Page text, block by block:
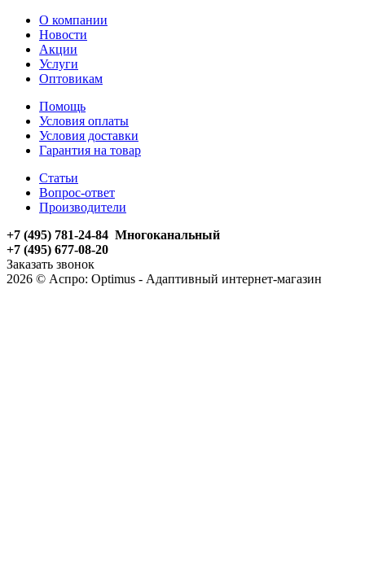
О компании
Новости
Акции
Услуги
Оптовикам
Помощь
Условия оплаты
Условия доставки
Гарантия на товар
Статьи
Вопрос-ответ
Производители
+7 (495) 781-24-84 Многоканальный
+7 (495) 677-08-20
Заказать звонок
2026 © Аспро: Optimus - Адаптивный интернет-магазин